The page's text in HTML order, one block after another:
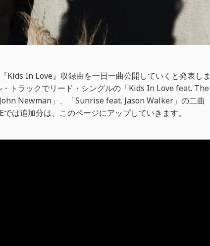
Kids In Love』収録曲を一日一曲公開していくと発表しま
トラックでリード・シングルの「Kids In Love feat. The
Newman」、「Sunrise feat. Jason Walker」の二曲
は追加分は、このページにアップしていきます。